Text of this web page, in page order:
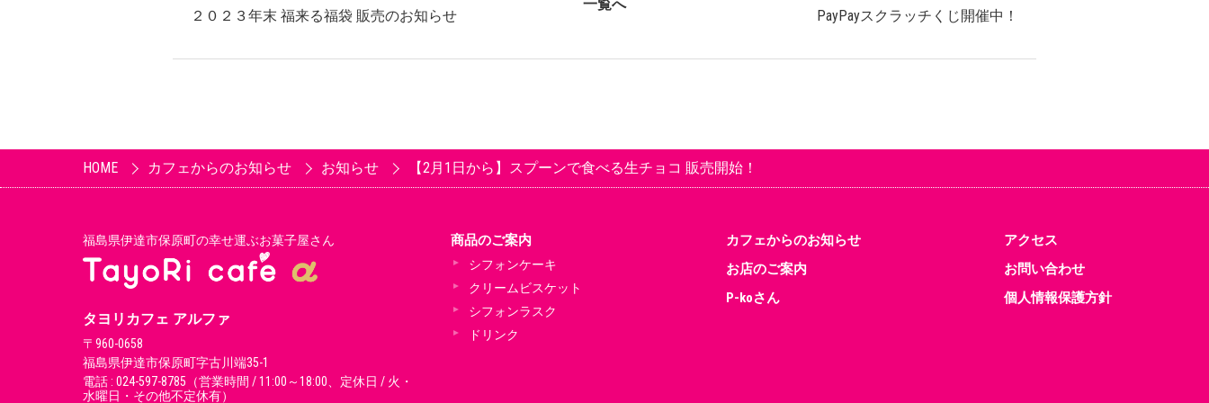
２０２３年末 福来る福袋 販売のお知らせ
一覧へ
PayPayスクラッチくじ開催中！
HOME カフェからのお知らせ お知らせ 【2月1日から】スプーンで食べる生チョコ 販売開始！
福島県伊達市保原町の幸せ運ぶお菓子屋さん
タヨリカフェ アルファ
〒960-0658
福島県伊達市保原町字古川端35-1
電話 : 024-597-8785（営業時間 / 11:00～18:00、定休日 / 火・
水曜日・その他不定休有）
商品のご案内
シフォンケーキ
クリームビスケット
シフォンラスク
ドリンク
カフェからのお知らせ
お店のご案内
P-koさん
アクセス
お問い合わせ
個人情報保護方針